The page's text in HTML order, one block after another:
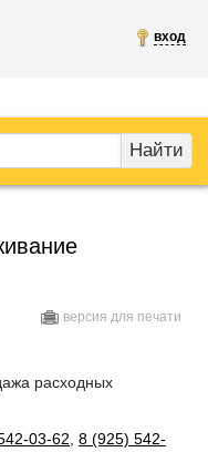
вход
Найти
версия для печати
расходных
03-62, 8 (925) 542-